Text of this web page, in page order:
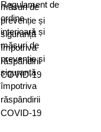
Regulament de
ordine
interioară și
măsuri de
prevenție și
siguranță
împotriva
răspândirii
COVID-19
măsuri de
prevenție și
siguranță
împotriva
răspândirii
COVID-19